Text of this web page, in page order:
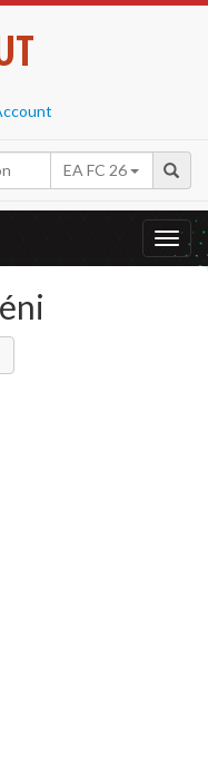
EA FC 26